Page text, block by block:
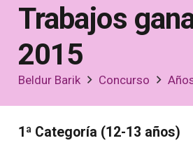
Trabajos
2015
Beldur Barik Concurso
1ª Categoría (12-13 años)